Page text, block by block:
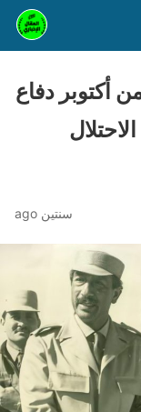
أكتوبر دفاع
سنتين ago